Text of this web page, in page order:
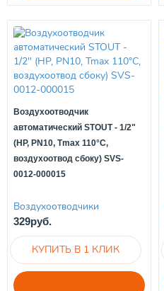
Воздухоотводчик
автоматический STOUT - 1/2"
(НР, PN10, Tmax 110°С,
воздухоотвод сбоку) SVS-
0012-000015
Воздухоотводчики
329руб.